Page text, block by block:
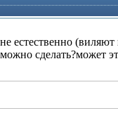
естественно
сделать?может